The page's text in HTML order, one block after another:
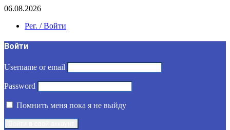
06.08.2026
Рег. / Войти
Войти
Username or email
Password
Помнить меня пока я не выйду